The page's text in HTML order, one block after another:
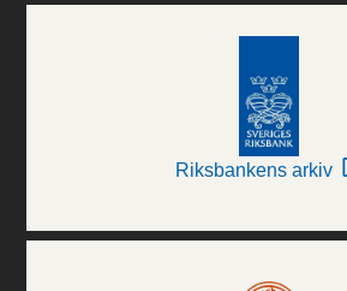
Riksbankens arkiv